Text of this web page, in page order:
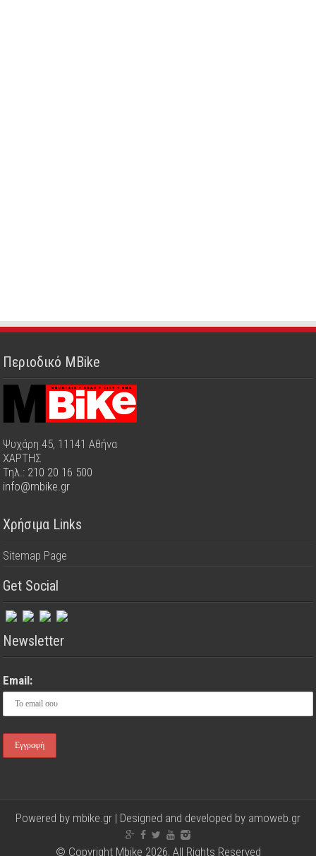
Περιοδικό MBike
Ψυχάρη 45, 11141 Αθήνα
ΧΑΡΤΗΣ
Τηλ.: 210 20 16 500
info@mbike.gr
Χρήσιμα Links
Sitemap Page
Get Social
Newsletter
Email:
Powered by mbike.gr | Designed and developed by amoweb.gr
© Copyright Mbike 2026, All Rights Reserved